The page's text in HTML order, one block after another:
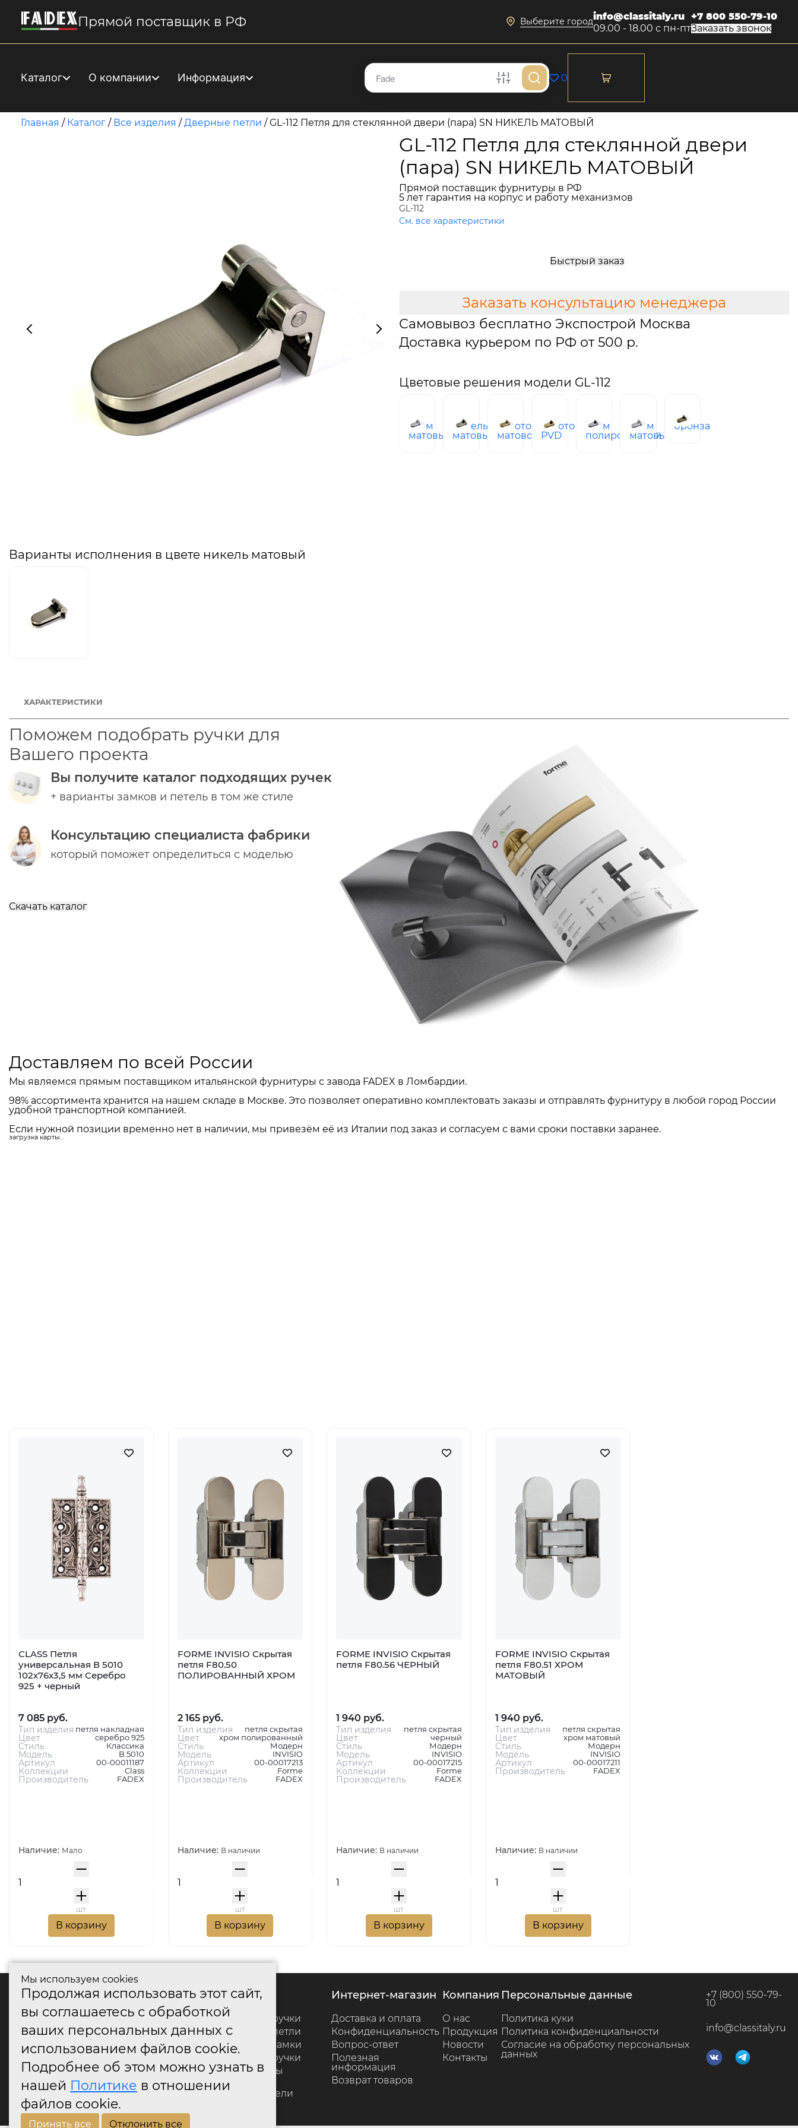
Прямой поставщик в РФ Выберите городinfo@classitaly.ru
09.00 - 18.00 с пн-пт
+7 800 550-79-10
Заказать звонок
Каталог О компании Информация 0
Главная / Каталог / Все изделия /Дверные петли /GL-112 Петля для стеклянной двери (пара) SN НИКЕЛЬ МАТОВЫЙ
GL-112 Петля для стеклянной двери
(пара) SN НИКЕЛЬ МАТОВЫЙ
Прямой поставщик фурнитуры в РФ
5 лет гарантия на корпус и работу механизмов
GL-112
См. все характеристики
Быстрый заказ
Заказать консультацию менеджера
Самовывоз бесплатно Экспострой Москва
Доставка курьером по РФ от 500 р.
Цветовые решения модели GL-112
хром
матовый
никель
матовый
Золото
матовое
золото
PVD
хром
полированный
хром
матовый
бронза
Варианты исполнения в цвете никель матовый
ХАРАКТЕРИСТИКИ
Поможем подобрать ручки для
Вашего проекта
Вы получите каталог подходящих ручек
+ варианты замков и петель в том же стиле
Консультацию специалиста фабрики
который поможет определиться с моделью
Скачать каталог
Доставляем по всей России
Мы являемся прямым поставщиком итальянской фурнитуры с завода FADEX в Ломбардии.
98% ассортимента хранится на нашем складе в Москве. Это позволяет оперативно комплектовать заказы и отправлять фурнитуру в любой город России
удобной транспортной компанией.
Если нужной позиции временно нет в наличии, мы привезём её из Италии под заказ и согласуем с вами сроки поставки заранее.
загрузка карты...
CLASS Петля
универсальная В 5010
102x76x3,5 мм Серебро
925 + черный
7 085 руб.
Тип изделия петля накладная
Цвет серебро 925
Стиль Классика
Модель B 5010
Артикул 00-00011187
Коллекции Class
Производитель FADEX
Наличие: Мало
шт
В корзину
FORME INVISIO Скрытая
петля F80.50
ПОЛИРОВАННЫЙ ХРОМ
2 165 руб.
Тип изделия петля скрытая
Цвет хром полированный
Стиль Модерн
Модель INVISIO
Артикул 00-00017213
Коллекции Forme
Производитель FADEX
Наличие: В наличии
шт
В корзину
FORME INVISIO Скрытая
петля F80.56 ЧЕРНЫЙ
1 940 руб.
Тип изделия петля скрытая
Цвет черный
Стиль Модерн
Модель INVISIO
Артикул 00-00017215
Коллекции Forme
Производитель FADEX
Наличие: В наличии
шт
В корзину
FORME INVISIO Скрытая
петля F80.51 ХРОМ
МАТОВЫЙ
1 940 руб.
Тип изделия петля скрытая
Цвет хром матовый
Стиль Модерн
Модель INVISIO
Артикул 00-00017211
Производитель FADEX
Наличие: В наличии
шт
В корзину
каталог
Дверные ручки
Дверные петли
Дверные замки
Оконные ручки
Аксессуары
Дверные
ограничители
интернет-магазин
Доставка и оплата
Конфиденциальность
Вопрос-ответ
Полезная
информация
Возврат товаров
компания
О нас
Продукция
Новости
Контакты
персональные данные
Политика куки
Политика конфиденциальности
Согласие на обработку персональных
данных
+7 (800) 550-79-
10
info@classitaly.ru
Мы используем cookies
Продолжая использовать этот сайт,
вы соглашаетесь с обработкой
ваших персональных данных с
использованием файлов cookie.
Подробнее об этом можно узнать в
нашей Политике в отношении
файлов cookie.
Принять все Отклонить все